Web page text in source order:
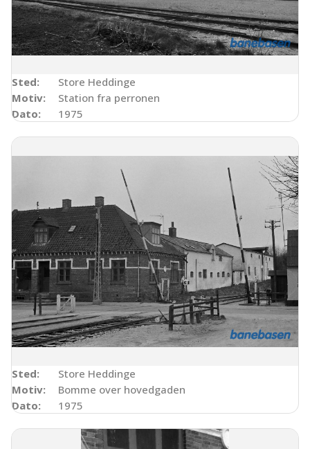
Sted:
Store Heddinge
Motiv:
Station fra perronen
Dato:
1975
Sted:
Store Heddinge
Motiv:
Bomme over hovedgaden
Dato:
1975